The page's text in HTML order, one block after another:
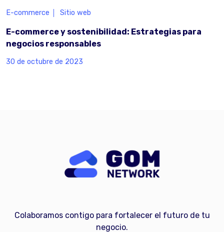
E-commerce Sitio web
E-commerce y sostenibilidad: Estrategias para
negocios responsables
30 de octubre de 2023
Colaboramos contigo para fortalecer el futuro de tu
negocio.